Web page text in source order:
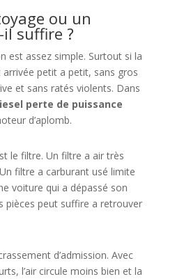
ou un
suffire ?
est assez simple. Surtout si la
arrivée petit a petit, sans gros
et sans ratés violents. Dans
perte de puissance
d’aplomb.
le filtre. Un filtre a air très
filtre a carburant usé limite
voiture qui a dépassé son
pièces peut suffire a retrouver
d’admission. Avec
l’air circule moins bien et la